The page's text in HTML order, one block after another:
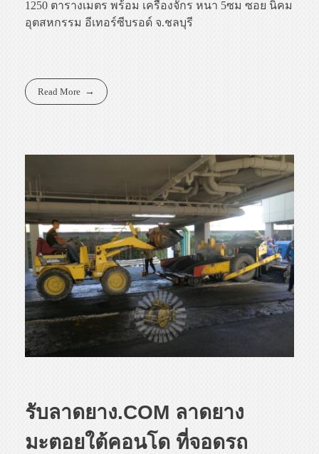
1250 ตารางเมตร พร้อม เครื่องจักร หนา 5ซม ซอย นิคม
อุตสหกรรม อีเทอร์ซีบรอด์ จ.ชลบุรี
Read More
รับลาดยาง.COM ลาดยาง
มะตอยใต้คอนโด ที่จอดรถ